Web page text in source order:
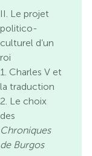
II. Le projet
politico-
culturel d’un
roi
1. Charles V et
la traduction
2. Le choix
des
Chroniques
de Burgos